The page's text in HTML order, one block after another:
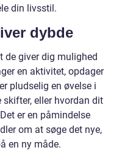
din livsstil.
dybde
de giver dig mulighed
en aktivitet, opdager
pludselig en øvelse i
eller hvordan dit
er en påmindelse
om at søge det nye,
en ny måde.